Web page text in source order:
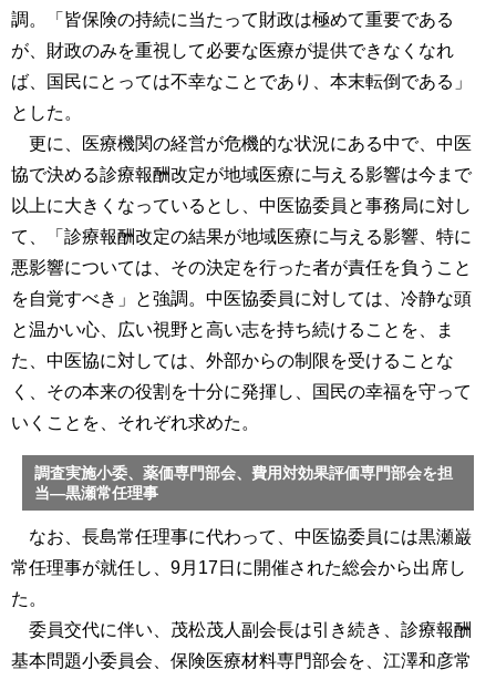
調。「皆保険の持続に当たって財政は極めて重要である
が、財政のみを重視して必要な医療が提供できなくなれ
ば、国民にとっては不幸なことであり、本末転倒である」
とした。
更に、医療機関の経営が危機的な状況にある中で、中医
協で決める診療報酬改定が地域医療に与える影響は今まで
以上に大きくなっているとし、中医協委員と事務局に対し
て、「診療報酬改定の結果が地域医療に与える影響、特に
悪影響については、その決定を行った者が責任を負うこと
を自覚すべき」と強調。中医協委員に対しては、冷静な頭
と温かい心、広い視野と高い志を持ち続けることを、ま
た、中医協に対しては、外部からの制限を受けることな
く、その本来の役割を十分に発揮し、国民の幸福を守って
いくことを、それぞれ求めた。
調査実施小委、薬価専門部会、費用対効果評価専門部会を担
当―黒瀬常任理事
なお、長島常任理事に代わって、中医協委員には黒瀬巌
常任理事が就任し、9月17日に開催された総会から出席し
た。
委員交代に伴い、茂松茂人副会長は引き続き、診療報酬
基本問題小委員会、保険医療材料専門部会を、江澤和彦常